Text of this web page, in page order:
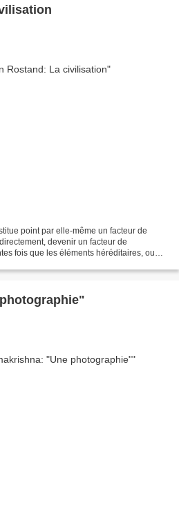
point par elle-même un facteur de
devenir un facteur de
fois que les éléments héréditaires, ou